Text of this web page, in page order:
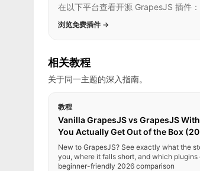
在以下平台查看开源 GrapesJS 插件：
浏览免费插件 →
相关教程
关于同一主题的深入指南。
教程
Vanilla GrapesJS vs GrapesJS
You Actually Get Out of the Box
New to GrapesJS? See exactly what the
you, where it falls short, and which
beginner-friendly 2026 comparison